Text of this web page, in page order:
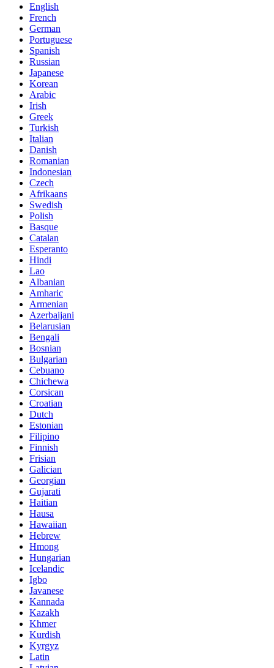
English
French
German
Portuguese
Spanish
Russian
Japanese
Korean
Arabic
Irish
Greek
Turkish
Italian
Danish
Romanian
Indonesian
Czech
Afrikaans
Swedish
Polish
Basque
Catalan
Esperanto
Hindi
Lao
Albanian
Amharic
Armenian
Azerbaijani
Belarusian
Bengali
Bosnian
Bulgarian
Cebuano
Chichewa
Corsican
Croatian
Dutch
Estonian
Filipino
Finnish
Frisian
Galician
Georgian
Gujarati
Haitian
Hausa
Hawaiian
Hebrew
Hmong
Hungarian
Icelandic
Igbo
Javanese
Kannada
Kazakh
Khmer
Kurdish
Kyrgyz
Latin